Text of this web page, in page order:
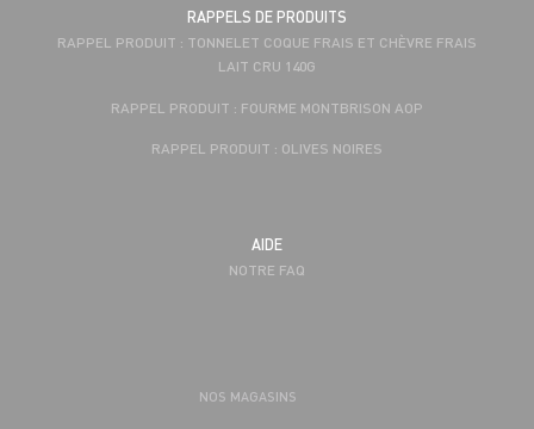
RAPPELS DE PRODUITS
RAPPEL PRODUIT : TONNELET COQUE FRAIS ET CHÈVRE FRAIS
LAIT CRU 140G
RAPPEL PRODUIT : FOURME MONTBRISON AOP
RAPPEL PRODUIT : OLIVES NOIRES
AIDE
NOTRE FAQ
NOS MAGASINS